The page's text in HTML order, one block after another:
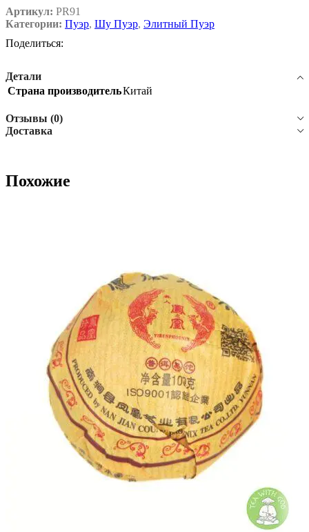
Артикул: PR91
Категории: Пуэр, Шу Пуэр, Элитный Пуэр
Поделиться:
Детали
Страна производительКитай
Отзывы (0)
Доставка
Похожие